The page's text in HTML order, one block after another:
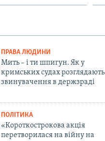
ПРАВА ЛЮДИНИ
Мить – і ти шпигун. Як у
кримських судах розглядають
звинувачення в держзраді
ПОЛІТИКА
«Короткострокова акція
перетворилася на війну на